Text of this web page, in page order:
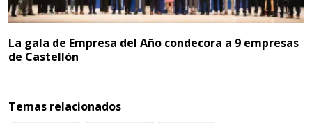
La gala de Empresa del Año condecora a 9 empresas
de Castellón
Temas relacionados